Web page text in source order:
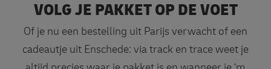
Ontdek waar je pakketje nu is
VOLG JE PAKKET OP DE VOET
Of je nu een bestelling uit Parijs verwacht of een
cadeautje uit Enschede: via track en trace weet je